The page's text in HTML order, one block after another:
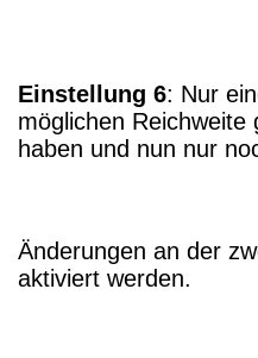
Einstellung 6: Nur
möglichen
haben und nun nur
Änderungen an der
aktiviert werden.